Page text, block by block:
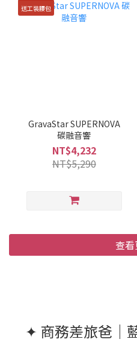
送工裝腰包
GravaStar SUPERNOVA
碳融音響
NT$4,232
NT$5,290
查
✦ 商務差旅爸｜